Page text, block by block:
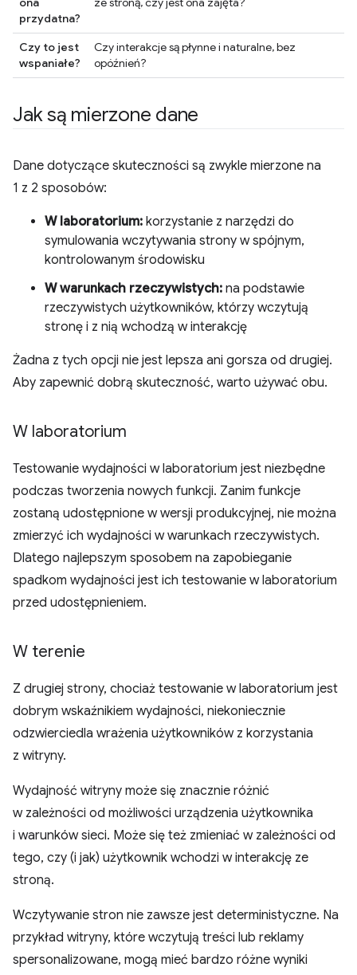
przydatna?
Czy to jest
wspaniałe?
Czy interakcje są płynne i naturalne, bez
opóźnień?
Jak są mierzone dane
Dane dotyczące skuteczności są zwykle mierzone na
1 z 2 sposobów:
W laboratorium: korzystanie z narzędzi do
symulowania wczytywania strony w spójnym,
kontrolowanym środowisku
W warunkach rzeczywistych: na podstawie
rzeczywistych użytkowników, którzy wczytują
stronę i z nią wchodzą w interakcję
Żadna z tych opcji nie jest lepsza ani gorsza od drugiej.
Aby zapewnić dobrą skuteczność, warto używać obu.
W laboratorium
Testowanie wydajności w laboratorium jest niezbędne
podczas tworzenia nowych funkcji. Zanim funkcje
zostaną udostępnione w wersji produkcyjnej, nie można
zmierzyć ich wydajności w warunkach rzeczywistych.
Dlatego najlepszym sposobem na zapobieganie
spadkom wydajności jest ich testowanie w laboratorium
przed udostępnieniem.
W terenie
Z drugiej strony, chociaż testowanie w laboratorium jest
dobrym wskaźnikiem wydajności, niekoniecznie
odzwierciedla wrażenia użytkowników z korzystania
z witryny.
Wydajność witryny może się znacznie różnić
w zależności od możliwości urządzenia użytkownika
i warunków sieci. Może się też zmieniać w zależności od
tego, czy (i jak) użytkownik wchodzi w interakcję ze
stroną.
Wczytywanie stron nie zawsze jest deterministyczne. Na
przykład witryny, które wczytują treści lub reklamy
spersonalizowane, mogą mieć bardzo różne wyniki